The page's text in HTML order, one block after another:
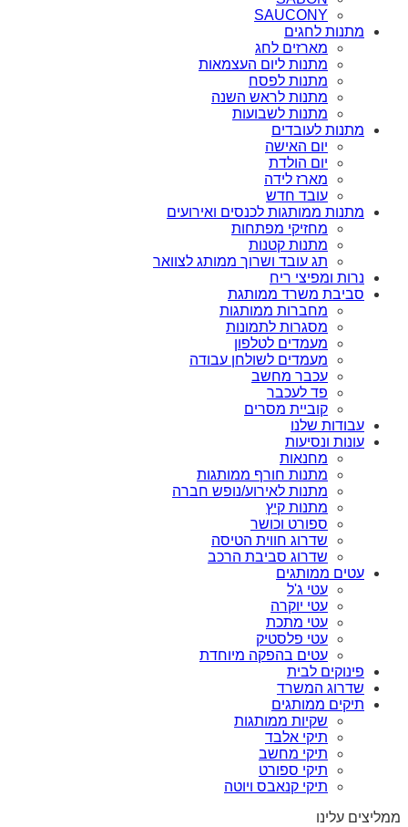
SAUCONY
מתנות לחגים
מארזים לחג
מתנות ליום העצמאות
מתנות לפסח
מתנות לראש השנה
מתנות לשבועות
מתנות לעובדים
יום האישה
יום הולדת
מארז לידה
עובד חדש
מתנות ממותגות לכנסים ואירועים
מחזיקי מפתחות
מתנות קטנות
תג עובד ושרוך ממותג לצוואר
נרות ומפיצי ריח
סביבת משרד ממותגת
מחברות ממותגות
מסגרות לתמונות
מעמדים לטלפון
מעמדים לשולחן עבודה
עכבר מחשב
פד לעכבר
קוביית מסרים
עבודות שלנו
עונות ונסיעות
מחנאות
מתנות חורף ממותגות
מתנות לאירוע/נופש חברה
מתנות קיץ
ספורט וכושר
שדרוג חווית הטיסה
שדרוג סביבת הרכב
עטים ממותגים
עטי ג'ל
עטי יוקרה
עטי מתכת
עטי פלסטיק
עטים בהפקה מיוחדת
פינוקים לבית
שדרוג המשרד
תיקים ממותגים
שקיות ממותגות
תיקי אלבד
תיקי מחשב
תיקי ספורט
תיקי קנאבס ויוטה
ממליצים עלינו